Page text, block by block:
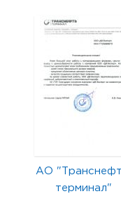
АО
терминал"